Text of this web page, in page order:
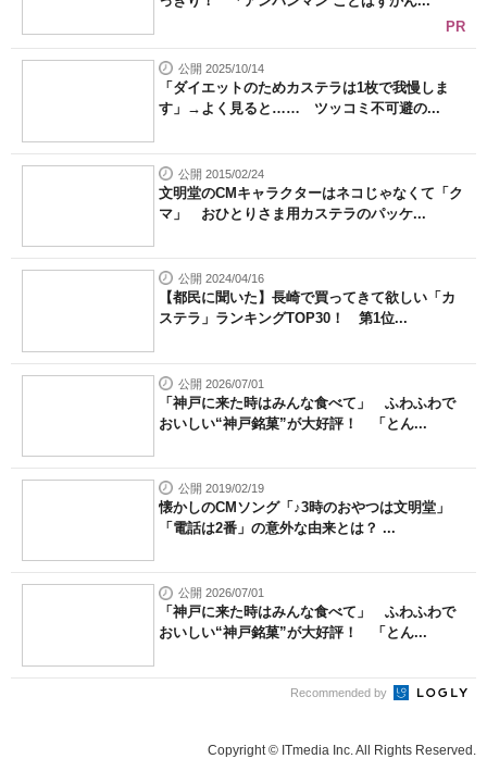
PR
公開 2025/10/14
「ダイエットのためカステラは1枚で我慢しま
す」→よく見ると…… ツッコミ不可避の...
公開 2015/02/24
文明堂のCMキャラクターはネコじゃなくて「ク
マ」 おひとりさま用カステラのパッケ...
公開 2024/04/16
【都民に聞いた】長崎で買ってきて欲しい「カ
ステラ」ランキングTOP30！ 第1位...
公開 2026/07/01
「神戸に来た時はみんな食べて」 ふわふわで
おいしい“神戸銘菓”が大好評！ 「とん...
公開 2019/02/19
懐かしのCMソング「♪3時のおやつは文明堂」
「電話は2番」の意外な由来とは？ ...
公開 2026/07/01
「神戸に来た時はみんな食べて」 ふわふわで
おいしい“神戸銘菓”が大好評！ 「とん...
Recommended by
Copyright © ITmedia Inc. All Rights Reserved.